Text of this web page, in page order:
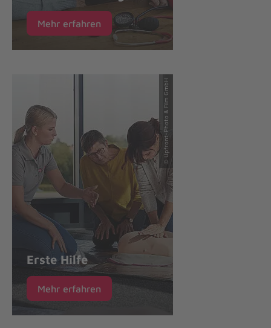
Mehr erfahren
© Upfront-Photo & Film GmbH
Erste Hilfe
Mehr erfahren